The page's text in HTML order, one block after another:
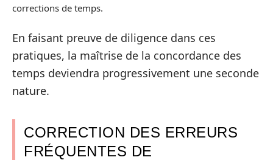
corrections de temps.
En faisant preuve de diligence dans ces
pratiques, la maîtrise de la concordance des
temps deviendra progressivement une seconde
nature.
CORRECTION DES ERREURS
FRÉQUENTES DE